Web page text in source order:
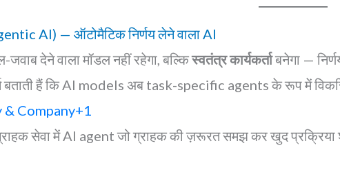
AI) — ऑटोमैटिक निर्णय लेने वाला AI
देने वाला मॉडल नहीं रहेगा, बल्किस्वतंत्र कार्यकर्ताबनेगा —
बताती हैं कि AI models अब task-specific agents के रूप में
& Company+1
सेवा में AI agent जो ग्राहक की ज़रूरत समझ कर खुद